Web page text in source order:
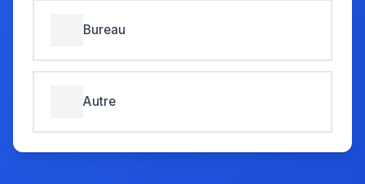
Bureau
Autre